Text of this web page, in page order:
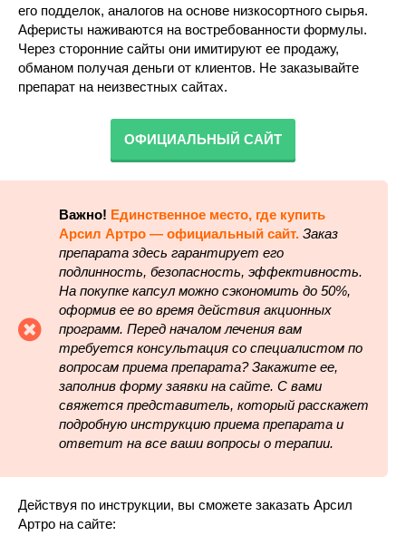
его подделок, аналогов на основе низкосортного сырья.
Аферисты наживаются на востребованности формулы.
Через сторонние сайты они имитируют ее продажу,
обманом получая деньги от клиентов. Не заказывайте
препарат на неизвестных сайтах.
ОФИЦИАЛЬНЫЙ САЙТ
Важно! Единственное место, где купить
Арсил Артро — официальный сайт. Заказ
препарата здесь гарантирует его
подлинность, безопасность, эффективность.
На покупке капсул можно сэкономить до 50%,
оформив ее во время действия акционных
программ. Перед началом лечения вам
требуется консультация со специалистом по
вопросам приема препарата? Закажите ее,
заполнив форму заявки на сайте. С вами
свяжется представитель, который расскажет
подробную инструкцию приема препарата и
ответит на все ваши вопросы о терапии.
Действуя по инструкции, вы сможете заказать Арсил
Артро на сайте: